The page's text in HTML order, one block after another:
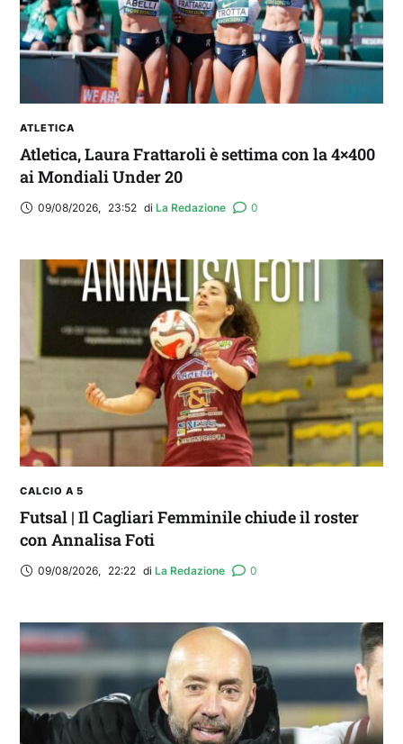
ATLETICA
Atletica, Laura Frattaroli è settima con la 4×400
ai Mondiali Under 20
09/08/2026, 23:52 di La Redazione 0
CALCIO A 5
Futsal | Il Cagliari Femminile chiude il roster
con Annalisa Foti
09/08/2026, 22:22 di La Redazione 0